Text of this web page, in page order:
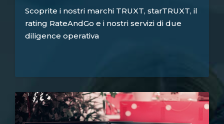
Scoprite i nostri marchi TRUXT, starTRUXT, il
rating RateAndGo e i nostri servizi di due
diligence operativa